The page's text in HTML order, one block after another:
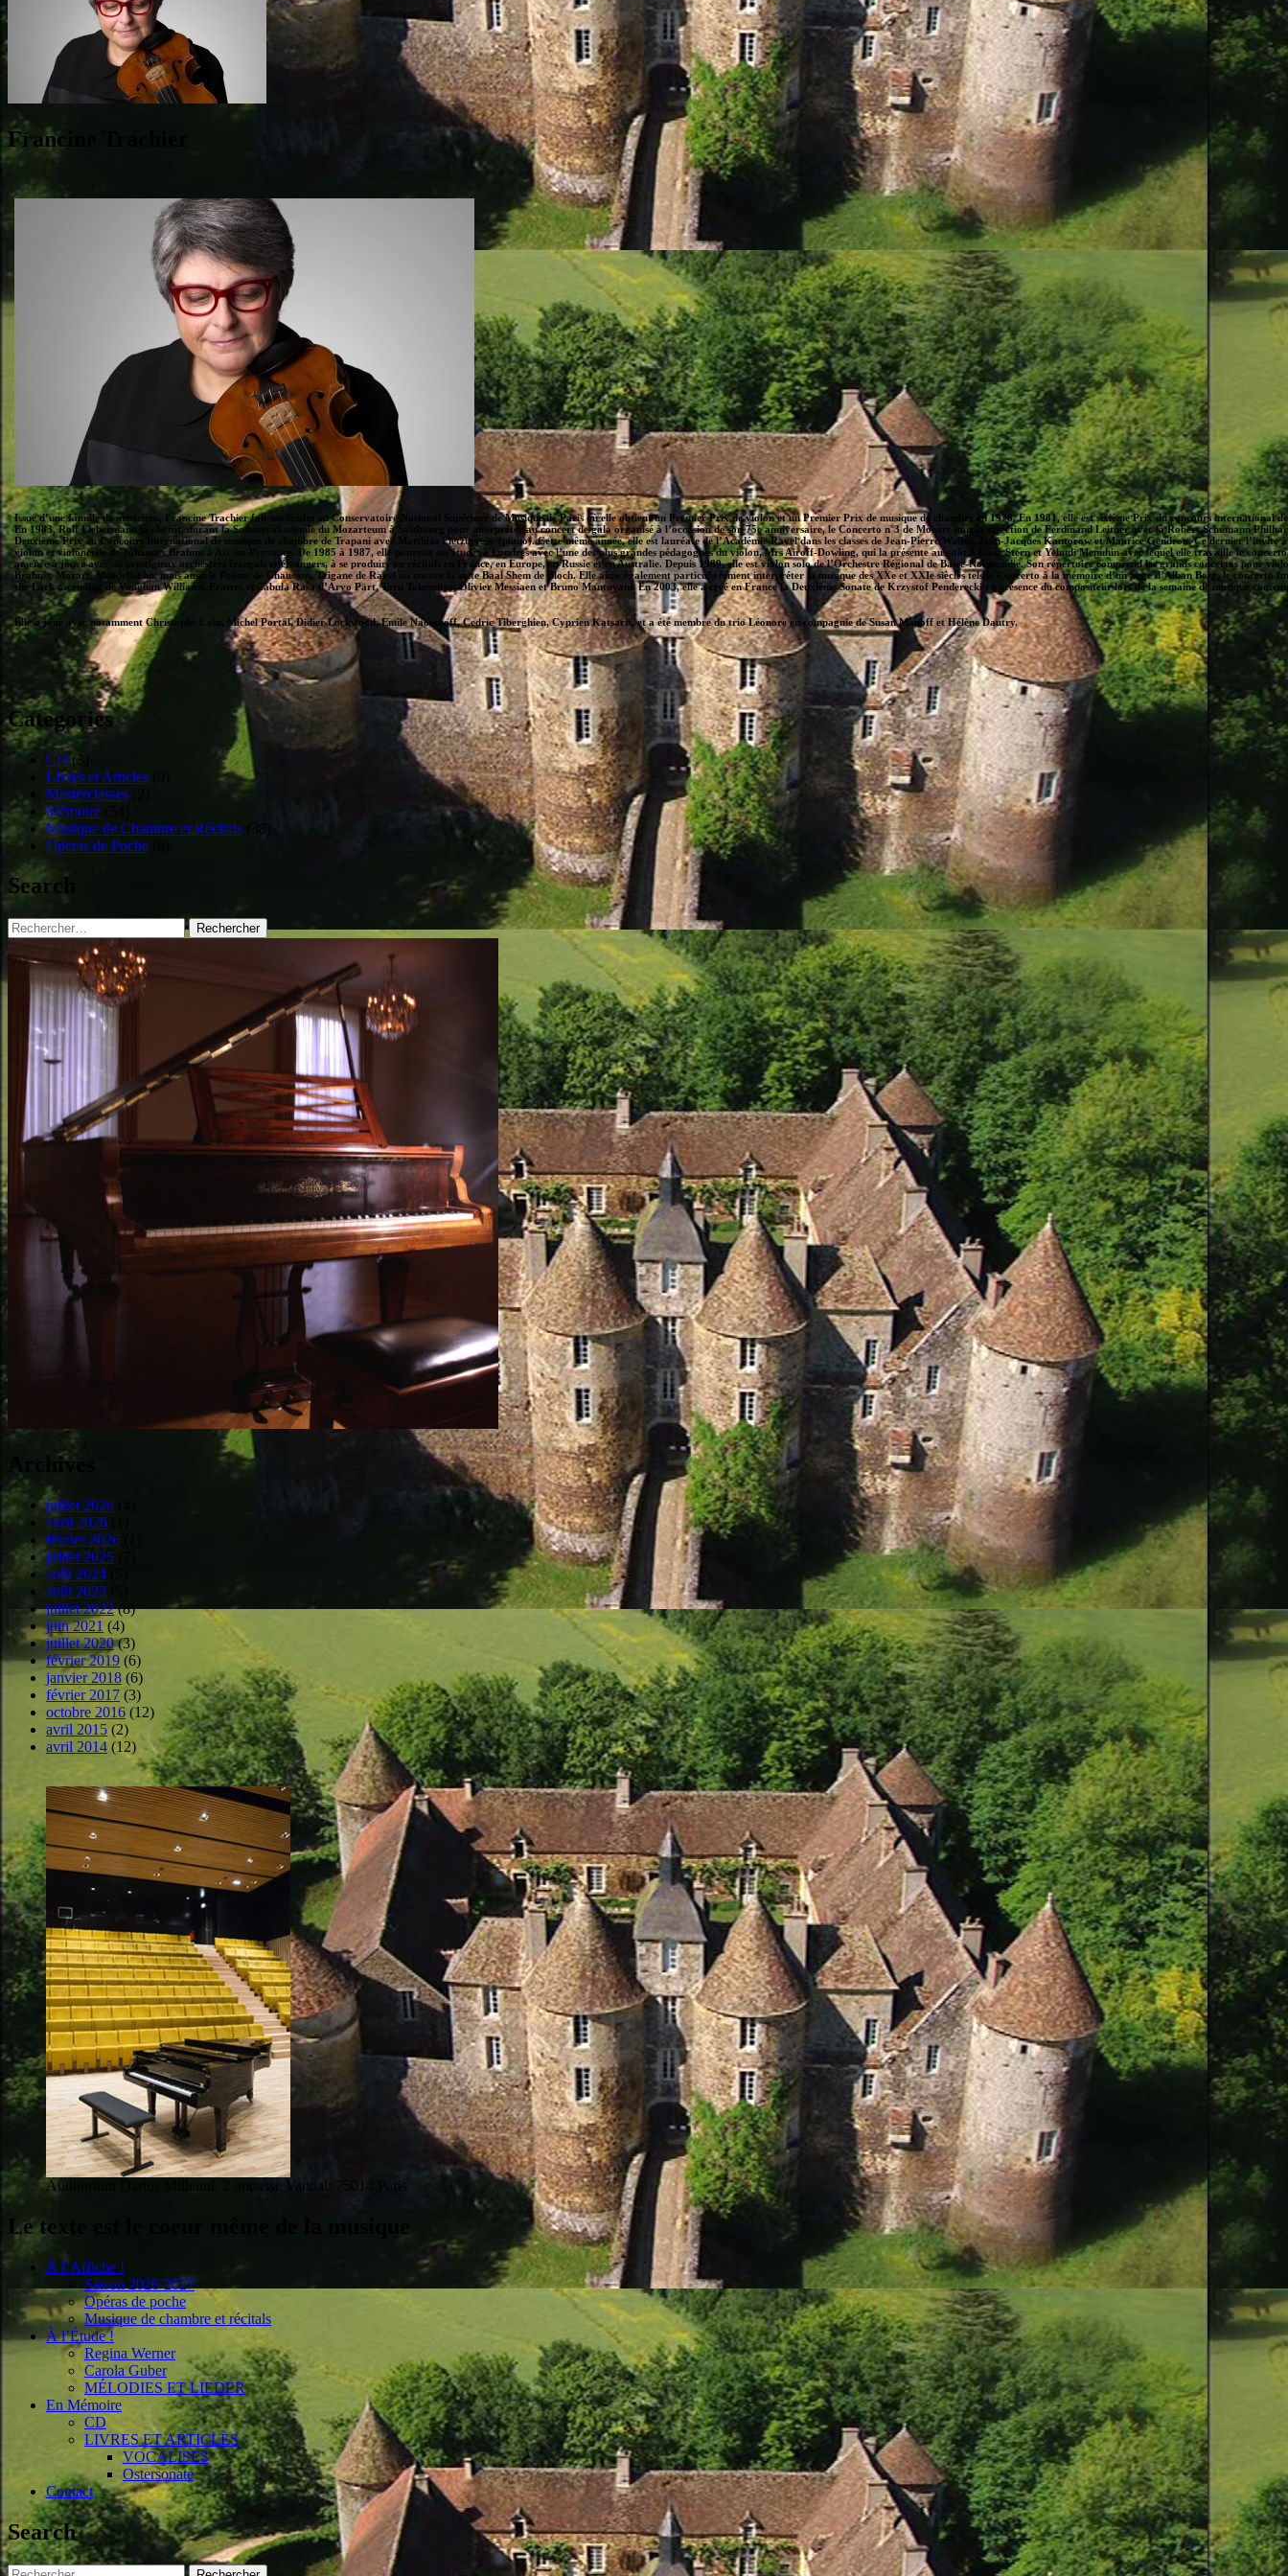
Francine Trachier
Issue d’une famille de musiciens, Francine Trachier fait ses études au Conservatoire National Supérieur de Musique de Paris où elle obtient un Premier Prix de violon et un Premier Prix de musique de chambre en 1978. En 1981, elle est sixième Prix du concours international
En 1983, Rolf Liebermann la choisit, durant la Sommerakademie du Mozarteum à Salzbourg pour interpréter au concert de gala organisé à l’occasion de son 75e anniversaire, le Concerto n°3 de Mozart sous la direction de Ferdinand Leitner avec la Robert Schumann
Deuxième Prix au Concours International de musique de chambre de Trapani avec Matthias Fletzberger (piano). Cette même année, elle est lauréate de l’Académie Ravel dans les classes de Jean-Pierre Wallez, Jean-Jacques Kantorow et Maurice Gendron. Ce dernier l’invite
violon et violoncelle de Johannes Brahms à Aix-en-Provence. De 1985 à 1987, elle poursuit ses études à Londres avec l’une des plus grandes pédagogues du violon, Mrs Airoff-Dowling, qui la présente aussitôt à Isaac Stern et Yehudi Menuhin avec lequel elle travaille le
amenée à jouer avec de prestigieux orchestres français et étrangers, à se produire en récitals en France, en Europe, en Russie et en Australie. Depuis 1989, elle est violon solo de l’Orchestre Régional de Basse-Normandie. Son répertoire comprend les grands concertos pour
Brahms, Mozart, Mendelssohn, mais aussi le Poème de Chausson, Tzigane de Ravel ou encore la suite Baal Shem de Bloch. Elle aime également particulièrement interpréter la musique des XXe et XXIe siècles tels le Concerto à la mémoire d’un ange d’Alban Berg, le concerto
the Lark ascending de Vaughan Williams, Fratres et Tabula Rasa d’Arvo Pärt, Toru Takemitsu, Olivier Messiaen et Bruno Mantovani. En 2003, elle a créé en France la Deuxième Sonate de Krzystof Penderecki en présence du compositeur lors de la semaine de musique
Elle a joué avec notamment Christophe Coin, Michel Portal, Didier Lockwood, Emile Naoumoff, Cedric Tiberghien, Cyprien Katsaris, et a été membre du trio Léonore en compagnie de Susan Manoff et Hélène Dautry.
Categories
CD (3)
Livres et Articles
Masterclasses
Mémoire
Musique de Chambre et Récitals
Operas de Poche
Search
Rechercher :
Archives
juillet 2026
avril 2026
février 2026
juillet 2025
août 2024
août 2023
juillet 2022(8)
juin 2021 (4)
juillet 2020(3)
février 2019 (6)
janvier 2018 (6)
février 2017 (3)
octobre 2016 (12)
avril 2015 (2)
avril 2014(12)
Auditorium Darius Milhaud, 2 impasse Vandal, 75014 Paris
Le texte est le coeur même de la musique
À l’Affiche !
Saison 2026-2027
Opéras de poche
Musique de chambre et récitals
À l’Étude !
Regina Werner
Carola Guber
MÉLODIES ET LIEDER
En Mémoire
CD
LIVRES ET ARTICLES
VOCALISES
Ostersonate
Contact
Search
Rechercher :